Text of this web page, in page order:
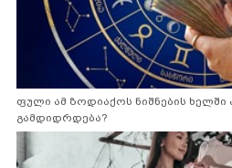
ფული ამ ზოდიაქოს ნიშნების ხელში
გამდიდრდება?